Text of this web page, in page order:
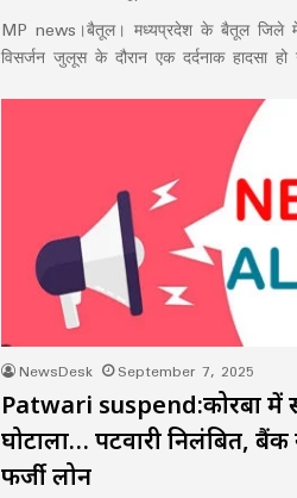
MP news।बैतूल। मध्यप्रदेश के बैतूल जिले
विसर्जन जुलूस के दौरान एक दर्दनाक हादसा
NewsDesk September 7, 2025
Patwari suspend:कोरबा में
घोटाला… पटवारी निलंबित, बैंक
फर्जी लोन